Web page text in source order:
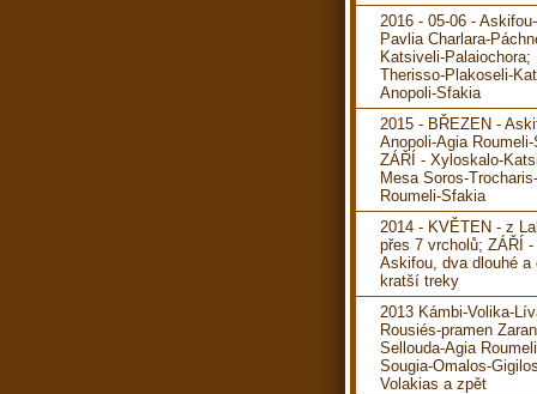
2016 - 05-06 -
Pavlia Charlara-
Katsiveli-Palaiochora;
Therisso-Plakoseli-
Anopoli-Sfakia
2015 - BŘEZEN -
Anopoli-Agia
ZÁŘÍ - Xyloskalo-
Mesa Soros-
Roumeli-Sfakia
2014 - KVĚTEN - z
přes 7 vrcholů; ZÁŘÍ -
Askifou, dva dlouhé a
kratší treky
2013 Kámbi-Volika-
Rousiés-pramen
Sellouda-Agia
Sougia-Omalos-
Volakias a zpět